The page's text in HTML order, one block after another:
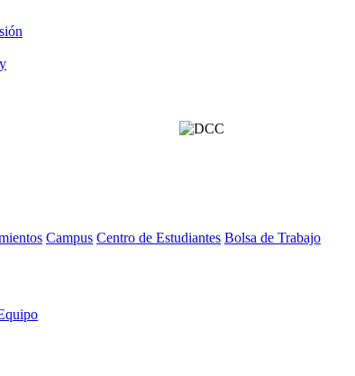
Campus Centro de Estudiantes Bolsa de Trabajo